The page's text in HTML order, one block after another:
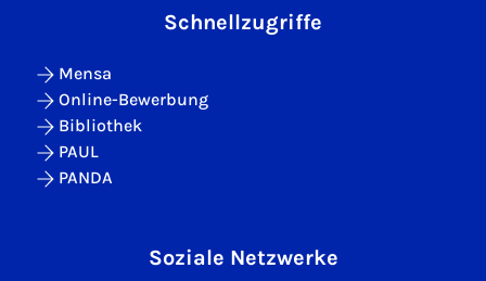
Schnellzugriffe
Mensa
Online-Bewerbung
Bibliothek
PAUL
PANDA
Soziale Netzwerke